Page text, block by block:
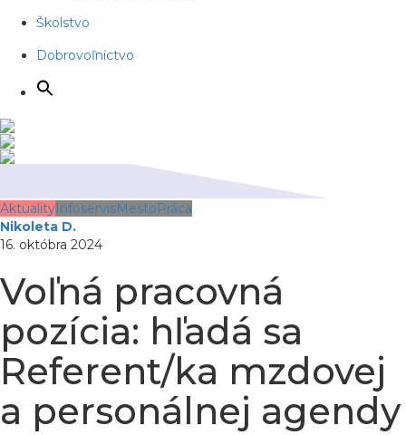
Školstvo
Dobrovoľníctvo
Aktuality InfoservisMesto Práca
Nikoleta D.
16. októbra 2024
Voľná pracovná
pozícia: hľadá sa
Referent/ka mzdovej
a personálnej agendy